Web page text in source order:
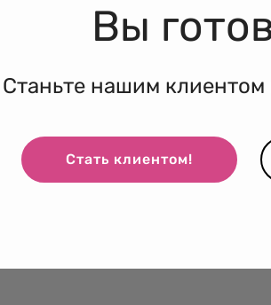
Вы
Станьте нашим клиентом
Стать клиентом!